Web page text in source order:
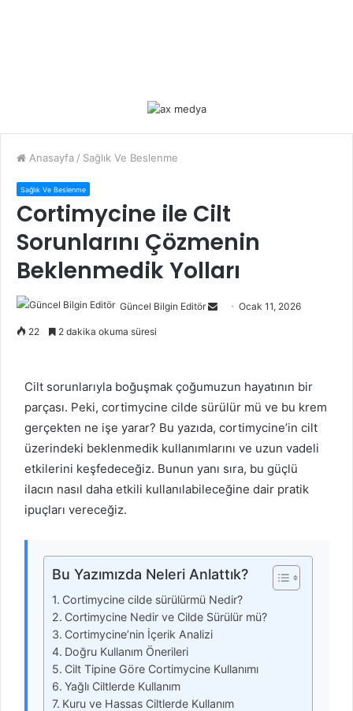
Anasayfa / Sağlık Ve Beslenme
Sağlık Ve Beslenme
Cortimycine ile Cilt
Sorunlarını Çözmenin
Beklenmedik Yolları
Güncel Bilgin Editör
a
n
i
l
Ocak 11, 2026
22 2 dakika okuma süresi
Cilt sorunlarıyla boğuşmak çoğumuzun hayatının bir
parçası. Peki, cortimycine cilde sürülür mü ve bu krem
gerçekten ne işe yarar? Bu yazıda, cortimycine’in cilt
üzerindeki beklenmedik kullanımlarını ve uzun vadeli
etkilerini keşfedeceğiz. Bunun yanı sıra, bu güçlü
ilacın nasıl daha etkili kullanılabileceğine dair pratik
ipuçları vereceğiz.
Bu Yazımızda Neleri Anlattık?
Cortimycine cilde sürülürmü Nedir?
Cortimycine Nedir ve Cilde Sürülür mü?
Cortimycine’nin İçerik Analizi
Doğru Kullanım Önerileri
Cilt Tipine Göre Cortimycine Kullanımı
Yağlı Ciltlerde Kullanım
Kuru ve Hassas Ciltlerde Kullanım